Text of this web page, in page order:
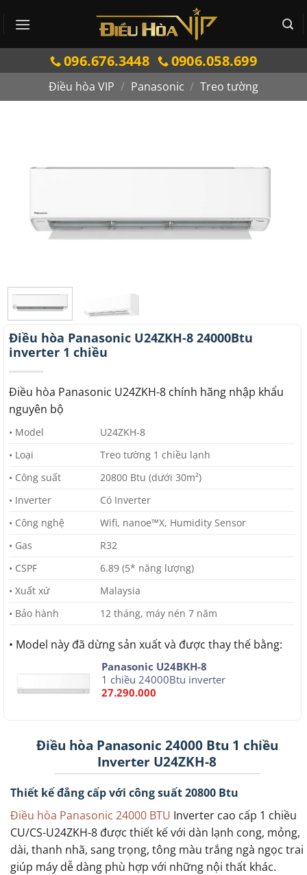
qua
096.676.3448 0906.058.699
Điều hòa VIP / Panasonic / Treo tường
Điều hòa Panasonic U24ZKH-8 24000Btu
inverter 1 chiều
Điều hòa Panasonic U24ZKH-8 chính hãng nhập khẩu
nguyên bộ
• Model
U24ZKH-8
• Loại
Treo tường 1 chiều lạnh
• Công suất
20800 Btu (dưới 30m²)
• Inverter
Có Inverter
• Công nghệ
Wifi, nanoe™X, Humidity Sensor
• Gas
R32
• CSPF
6.89 (5* năng lượng)
• Xuất xứ
Malaysia
• Bảo hành
12 tháng, máy nén 7 năm
• Model này đã dừng sản xuất và được thay thế bằng:
Panasonic U24BKH-8
1 chiều 24000Btu inverter
27.290.000
Điều hòa Panasonic 24000 Btu 1 chiều
Inverter U24ZKH-8
Thiết kế đẳng cấp với công suất 20800 Btu
Điều hòa Panasonic 24000 BTU Inverter cao cấp 1 chiều
CU/CS-U24ZKH-8 được thiết kế với dàn lạnh cong, mỏng,
dài, thanh nhã, sang trọng, tông màu trắng ngà ngọc trai
giúp máy dễ dàng phù hợp với những nội thất khác.